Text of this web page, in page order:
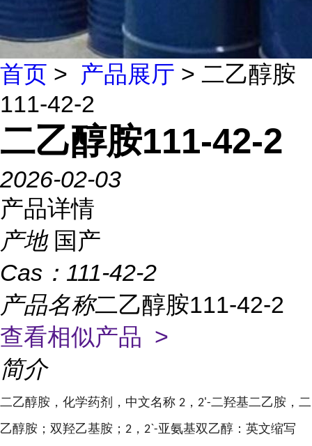
首页 > 产品展厅 > 二乙醇胺
111-42-2
二乙醇胺111-42-2
2026-02-03
产品详情
产地 国产
Cas： 111-42-2
产品名称二乙醇胺111-42-2
查看相似产品 >
简介
二乙醇胺，化学药剂，中文名称 2 ， 2'-二羟基二乙胺，二
乙醇胺；双羟乙基胺； 2 ， 2`-亚氨基双乙醇：英文缩写